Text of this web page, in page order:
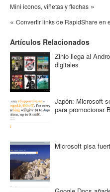
Mini iconos, viñetas y flechas »
« Convertir links de RapidShare en
Artículos Relacionados
Zinio llega al
digitales
Japón: Microsoft
para promocionar
Microsoft pisa